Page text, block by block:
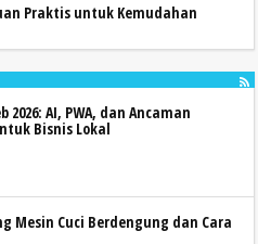
Praktis untuk Kemudahan
2026: AI, PWA, dan Ancaman
Bisnis Lokal
Mesin Cuci Berdengung dan Cara